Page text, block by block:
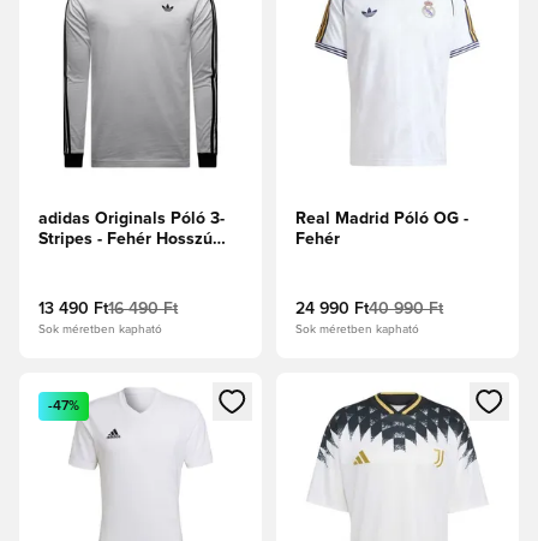
adidas Originals Póló 3-
Stripes - Fehér Hosszú
13 490 Ft16 490 Ft
Sok méretben kapható
Real Madrid Póló OG -
Fehér
24 990 Ft40 990 Ft
Sok méretben kapható
Megnyit egy modált a bejelentkezéshez vagy a tagként
-47%
Megnyit egy modált a